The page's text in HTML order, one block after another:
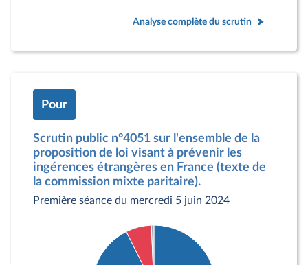
Analyse complète du scrutin
Pour
Scrutin public n°4051 sur l'ensemble de la
proposition de loi visant à prévenir les
ingérences étrangères en France (texte de
la commission mixte paritaire).
Première séance du mercredi 5 juin 2024